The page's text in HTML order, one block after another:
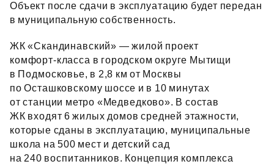
Объект после сдачи в эксплуатацию будет передан
в муниципальную собственность.
ЖК «Скандинавский» — жилой проект
комфорт‑класса в городском округе Мытищи
в Подмосковье, в 2,8 км от Москвы
по Осташковскому шоссе и в 10 минутах
от станции метро «Медведково». В состав
ЖК входят 6 жилых домов средней этажности,
которые сданы в эксплуатацию, муниципальные
школа на 500 мест и детский сад
на 240 воспитанников. Концепция комплекса